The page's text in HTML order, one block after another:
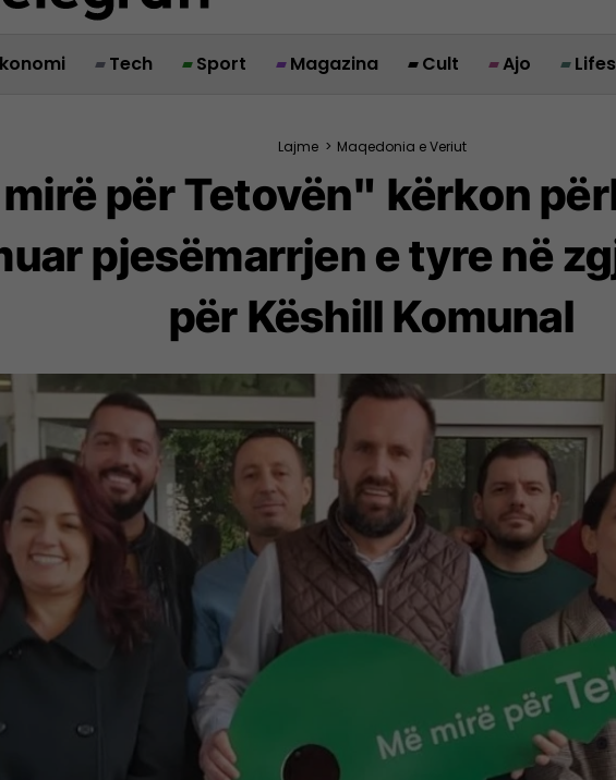
Tech Sport Magazina Cult Ajo
Lajme > Maqedonia e Veriut
për Tetovën" kërkon
pjesëmarrjen e tyre në
për Këshill Komunal